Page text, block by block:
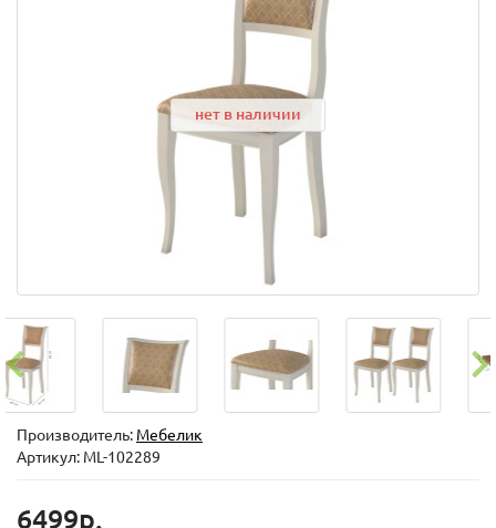
нет в наличии
Производитель: Мебелик
Артикул: ML-102289
6499р.